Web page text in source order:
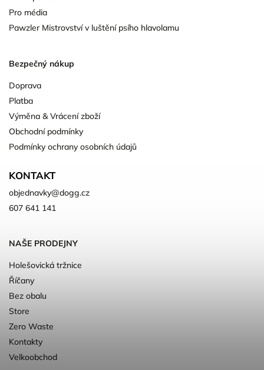
Pro média
Pawzler Mistrovství v luštění psího hlavolamu
Bezpečný nákup
Doprava
Platba
Výměna & Vrácení zboží
Obchodní podmínky
Podmínky ochrany osobních údajů
KONTAKT
objednavky@dogg.cz
607 641 141
NAŠE PRODEJNY
Holešovická tržnice
Říčany
Bez obalu
Store
Zero Waste
Kontakty
Velkoobchod